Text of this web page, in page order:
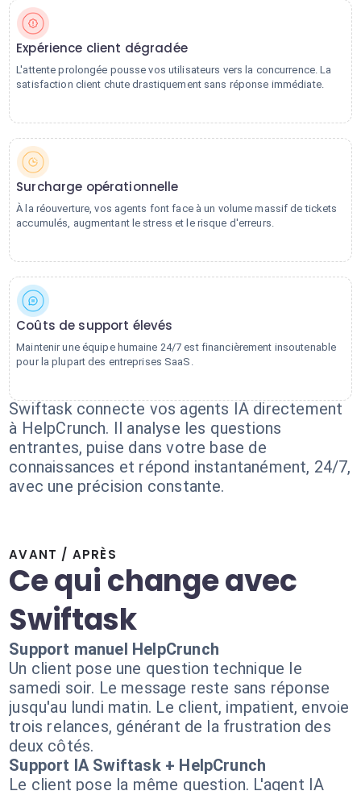
Expérience client dégradée
L'attente prolongée pousse vos utilisateurs vers la concurrence. La
satisfaction client chute drastiquement sans réponse immédiate.
Surcharge opérationnelle
À la réouverture, vos agents font face à un volume massif de tickets
accumulés, augmentant le stress et le risque d'erreurs.
Coûts de support élevés
Maintenir une équipe humaine 24/7 est financièrement insoutenable
pour la plupart des entreprises SaaS.
Swiftask connecte vos agents IA directement
à HelpCrunch. Il analyse les questions
entrantes, puise dans votre base de
connaissances et répond instantanément, 24/7,
avec une précision constante.
AVANT / APRÈS
Ce qui change avec
Swiftask
Support manuel HelpCrunch
Un client pose une question technique le
samedi soir. Le message reste sans réponse
jusqu'au lundi matin. Le client, impatient, envoie
trois relances, générant de la frustration des
deux côtés.
Support IA Swiftask + HelpCrunch
Le client pose la même question. L'agent IA